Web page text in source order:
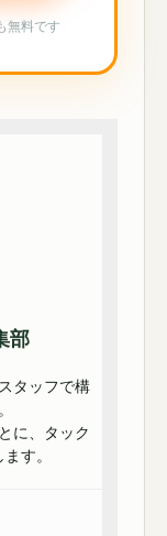
無料です
部
タッフで構
に、タック
す。